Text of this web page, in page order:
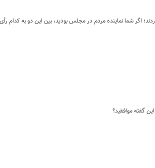
اگر شما نماینده مردم در مجلس بودید، بین این دو به کدام
گفته موافقید؟